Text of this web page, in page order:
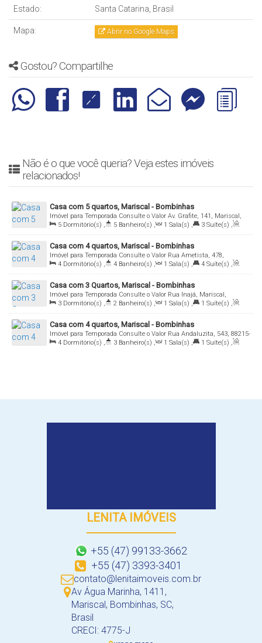
Estado: Santa Catarina, Brasil
Mapa: Abrir no Google Maps
Gostou? Compartilhe
Não é o que você queria? Veja estes imóveis
relacionados!
Casa com 5 quartos, Mariscal - Bombinhas
Consulte o Valor
Imóvel para Temporada
Av. Grafite, 141, Mariscal,
Bombinhas, Santa Catarina, Brasil
5 Dormitório(s) , 5 Banheiro(s) , 1 Sala(s) , 3 Suíte(s) ,
Total: 160.00m² , 3 Vaga(s)
Casa com 4 quartos, Mariscal - Bombinhas
Consulte o Valor
Imóvel para Temporada
Rua Ametista, 478,
Mariscal, Bombinhas, Santa Catarina, Brasil
4 Dormitório(s) , 4 Banheiro(s) , 1 Sala(s) , 4 Suíte(s) ,
Total: 150.00m² , 4 Vaga(s)
Casa com 3 Quartos, Mariscal - Bombinhas
Consulte o Valor
Imóvel para Temporada
Rua Inajá, Mariscal,
Bombinhas, Santa Catarina, Brasil
3 Dormitório(s) , 2 Banheiro(s) , 1 Sala(s) , 1 Suíte(s) ,
Total: 150.00m² , 3 Vaga(s)
Casa com 4 quartos, Mariscal - Bombinhas
Consulte o Valor
Imóvel para Temporada
Rua Andaluzita, 543, 88215-
000, Mariscal, Bombinhas, Santa Catarina, Brasil
4 Dormitório(s) , 3 Banheiro(s) , 1 Sala(s) , 1 Suíte(s) ,
LENITA IMÓVEIS
+55 (47) 99133-3662
+55 (47) 3393-3401
contato@lenitaimoveis.com.br
Av Água Marinha, 1411 ,
Mariscal , Bombinhas, SC,
Brasil
CRECI: 4775-J